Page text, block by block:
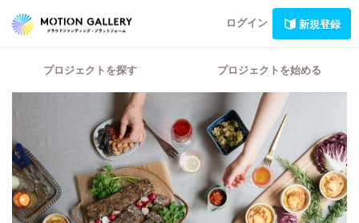
ログイン 新規登録
プロジェクトを探す プロジェクトを始める